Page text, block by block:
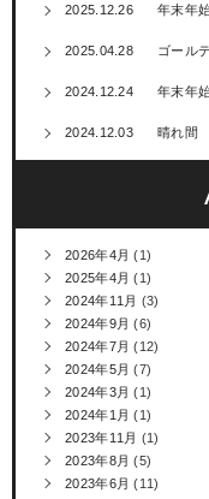
2025.12.26 年末年
2025.04.28 ゴール
2024.12.24 年末年
2024.12.03 晴れ間
2026年4月 (1)
2025年4月 (1)
2024年11月 (3)
2024年9月 (6)
2024年7月 (12)
2024年5月 (7)
2024年3月 (1)
2024年1月 (1)
2023年11月 (1)
2023年8月 (5)
2023年6月 (11)